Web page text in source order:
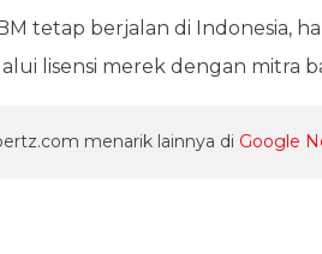
tetap berjalan di Indonesia,
lisensi merek dengan mitra
menarik lainnya di Google